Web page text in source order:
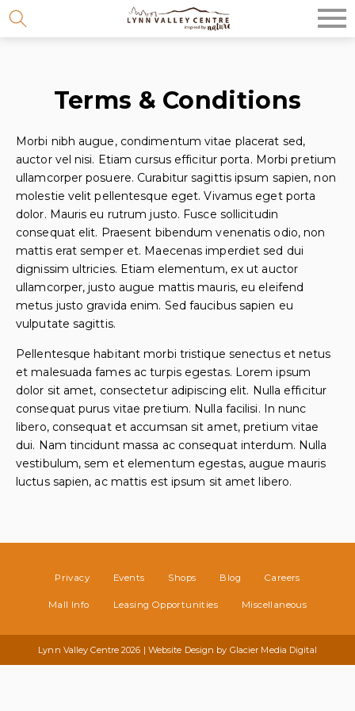
Terms & Conditions
Morbi nibh augue, condimentum vitae placerat sed,
auctor vel nisi. Etiam cursus efficitur porta. Morbi pretium
ullamcorper posuere. Curabitur sagittis ipsum sapien, non
molestie velit pellentesque eget. Vivamus eget porta
dolor. Mauris eu rutrum justo. Fusce sollicitudin
consequat elit. Praesent bibendum venenatis odio, non
mattis erat semper et. Maecenas imperdiet sed dui
dignissim ultricies. Etiam elementum, ex ut auctor
ullamcorper, justo augue mattis mauris, eu eleifend
metus justo gravida enim. Sed faucibus sapien eu
vulputate sagittis.
Pellentesque habitant morbi tristique senectus et netus
et malesuada fames ac turpis egestas. Lorem ipsum
dolor sit amet, consectetur adipiscing elit. Nulla efficitur
consequat purus vitae pretium. Nulla facilisi. In nunc
libero, consequat et accumsan sit amet, pretium vitae
dui. Nam tincidunt massa ac consequat interdum. Nulla
vestibulum, sem et elementum egestas, augue mauris
luctus sapien, ac mattis est ipsum sit amet libero.
Privacy Events Shops Blog Careers
Mall Info Leasing Opportunities Miscellaneous
Lynn Valley Centre 2026 | Website Design by Glacier Media Digital